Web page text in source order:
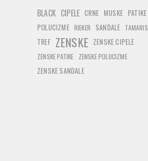
BLACK CIPELE CRNE MUSKE PATIKE
POLUCIZME RIEKER SANDALE TAMARIS
TREF ZENSKE ZENSKE CIPELE
ZENSKE PATIKE ZENSKE POLUCIZME
ZENSKE SANDALE